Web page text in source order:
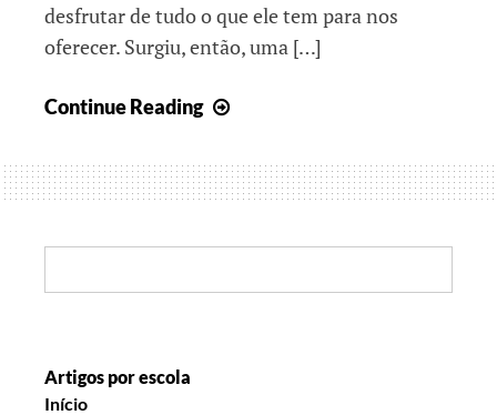
desfrutar de tudo o que ele tem para nos
oferecer. Surgiu, então, uma […]
Continue Reading
Mundo…
e
Mundo
Artigos por escola
Início